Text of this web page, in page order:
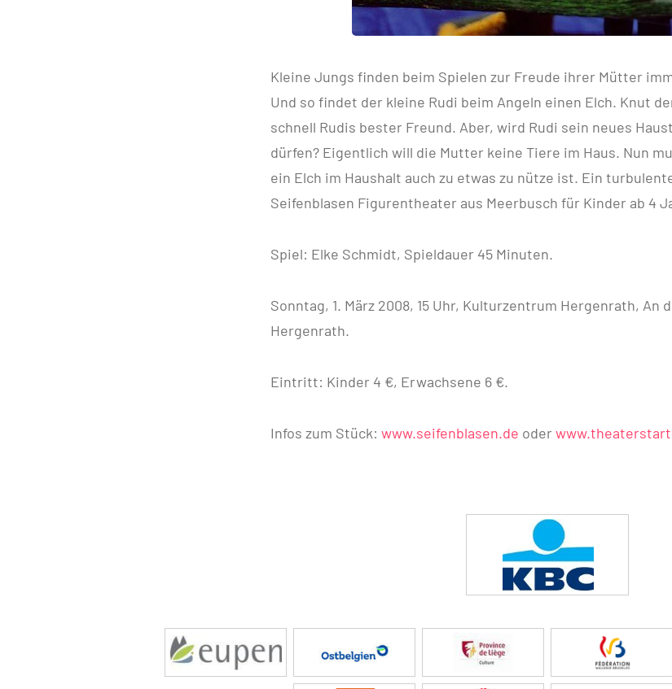
Kleine Jungs finden beim Spielen zur Freude ihrer Mütter
Und so findet der kleine Rudi beim Angeln einen Elch. Knut
schnell Rudis bester Freund. Aber, wird Rudi sein neues
dürfen? Eigentlich will die Mutter keine Tiere im Haus. Nun
ein Elch im Haushalt auch zu etwas zu nütze ist. Ein
Seifenblasen Figurentheater aus Meerbusch für Kinder ab 4
Spiel: Elke Schmidt, Spieldauer 45 Minuten.
Sonntag, 1. März 2008, 15 Uhr, Kulturzentrum Hergenrath, An
Hergenrath.
Eintritt: Kinder 4 €, Erwachsene 6 €.
Infos zum Stück: www.seifenblasen.de oder